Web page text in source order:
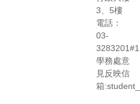
3、5樓
電話：
03-
學務處意
見反映信
箱